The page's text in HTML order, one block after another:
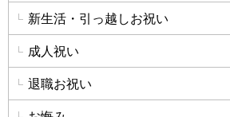
新生活・引っ越しお祝い
成人祝い
退職お祝い